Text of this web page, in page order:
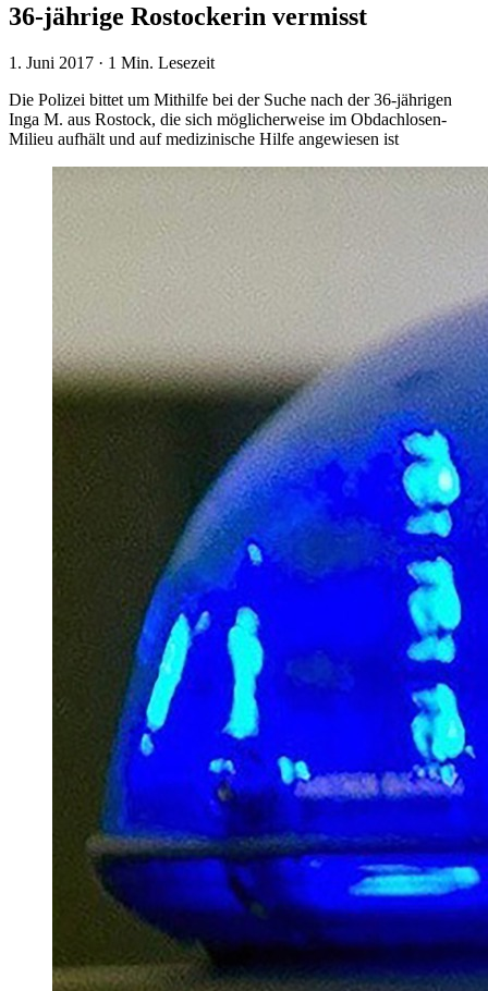
36-jährige Rostockerin vermisst
1. Juni 2017 · 1 Min. Lesezeit
Die Polizei bittet um Mithilfe bei der Suche nach der 36-jährigen
Inga M. aus Rostock, die sich möglicherweise im Obdachlosen-
Milieu aufhält und auf medizinische Hilfe angewiesen ist